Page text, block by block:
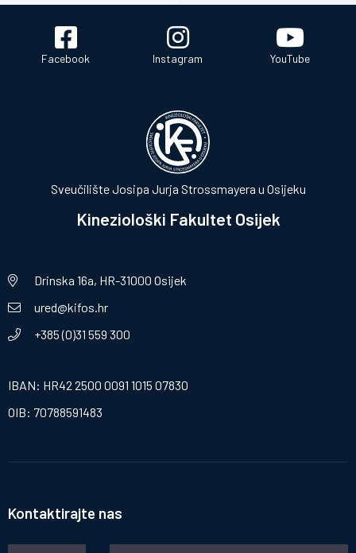
Facebook Instagram YouTube
Sveučilište Josipa Jurja Strossmayera u Osijeku
Kineziološki Fakultet Osijek
Drinska 16a, HR-31000 Osijek
ured@kifos.hr
+385 (0)31 559 300
IBAN: HR42 2500 0091 1015 07830
OIB: 70788591483
Kontaktirajte nas